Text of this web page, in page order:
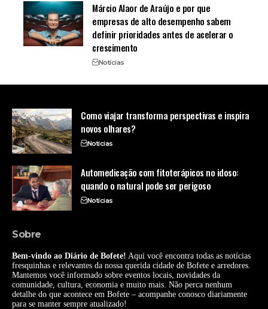
Márcio Alaor de Araújo e por que
empresas de alto desempenho sabem
definir prioridades antes de acelerar o
crescimento
Notícias
Como viajar transforma perspectivas e inspira
novos olhares?
Notícias
Automedicação com fitoterápicos no idoso:
quando o natural pode ser perigoso
Notícias
Sobre
Bem-vindo ao Diário de Bofete! Aqui você encontra todas as notícias
fresquinhas e relevantes da nossa querida cidade de Bofete e arredores.
Mantemos você informado sobre eventos locais, novidades da
comunidade, cultura, economia e muito mais. Não perca nenhum
detalhe do que acontece em Bofete – acompanhe conosco diariamente
para se manter sempre atualizado!